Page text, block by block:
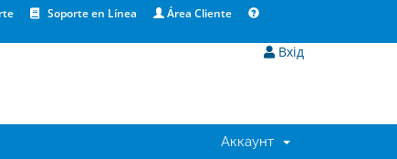
Soporte en Línea
Área Cliente
Вхід
Аккаунт